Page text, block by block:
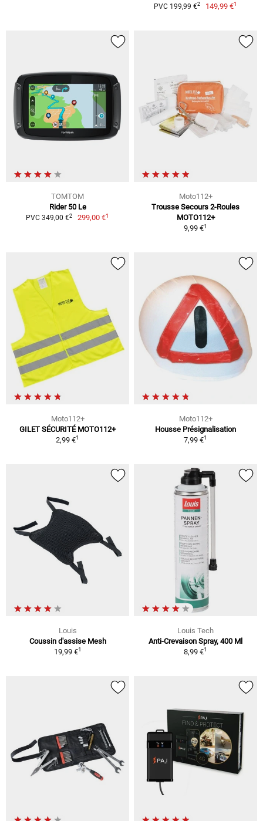
PVC 199,99 €2 149,99 €1
TOMTOM
Rider 50 Le
PVC 349,00 €2 299,00 €1
Moto112+
Trousse Secours 2-Roules
MOTO112+
9,99 €1
Moto112+
GILET SÉCURITÉ MOTO112+
2,99 €1
Moto112+
Housse Présignalisation
7,99 €1
Louis
Coussin d'assise Mesh
19,99 €1
Louis Tech
Anti-Crevaison Spray, 400 Ml
8,99 €1